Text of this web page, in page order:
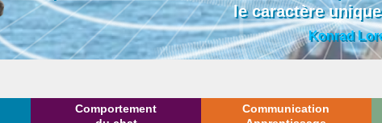
le caractère
Konrad
Comportement
Communication